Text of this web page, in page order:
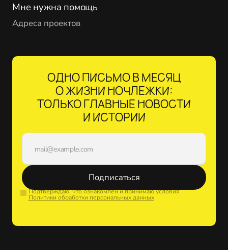
Мне нужна помощь
Адреса проектов
ОДНО ПИСЬМО В МЕСЯЦ
О ЖИЗНИ НОЧЛЕЖКИ:
ТОЛЬКО ГЛАВНЫЕ НОВОСТИ
И ИСТОРИИ
Подписаться
Подтверждаю, что ознакомлен и принимаю условия
Политики обработки персональных данных